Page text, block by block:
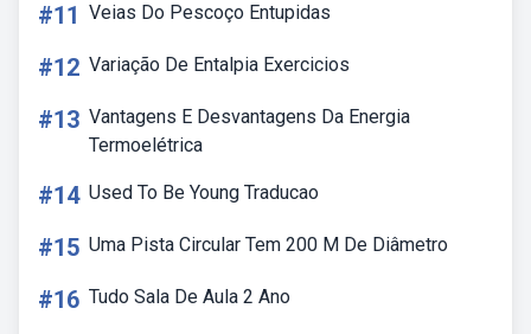
#11 Veias Do Pescoço Entupidas
#12 Variação De Entalpia Exercicios
#13 Vantagens E Desvantagens Da Energia
Termoelétrica
#14 Used To Be Young Traducao
#15 Uma Pista Circular Tem 200 M De Diâmetro
#16 Tudo Sala De Aula 2 Ano